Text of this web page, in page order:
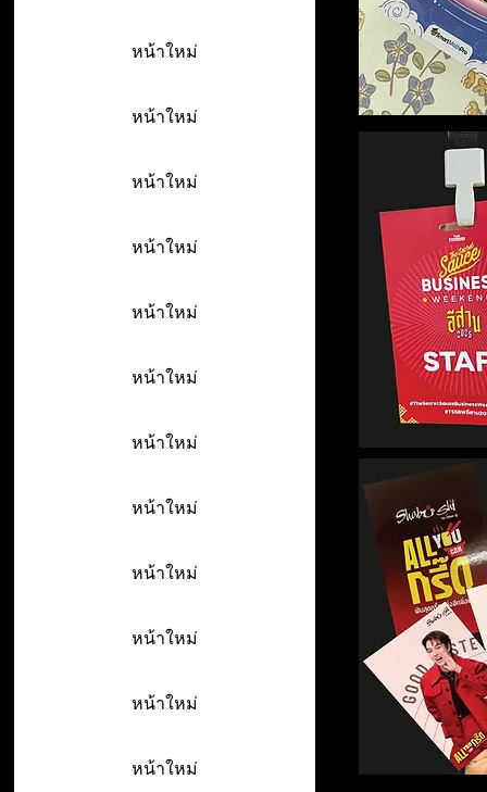
หน้าใหม่
หน้าใหม่
หน้าใหม่
หน้าใหม่
หน้าใหม่
หน้าใหม่
หน้าใหม่
หน้าใหม่
หน้าใหม่
หน้าใหม่
หน้าใหม่
หน้าใหม่